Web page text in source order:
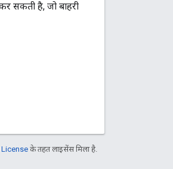
सकती है, जो बाहरी
के तहत लाइसेंस मिला है.